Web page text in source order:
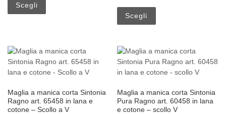
Scegli
Scegli
Maglia a manica corta Sintonia
Ragno art. 65458 in lana e
cotone – Scollo a V
Maglia a manica corta Sintonia
Pura Ragno art. 60458 in lana
e cotone – scollo V